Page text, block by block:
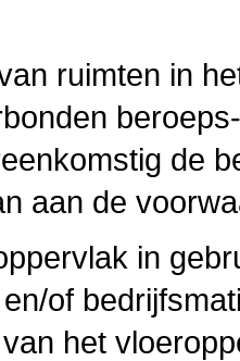
ruimten in
de
aan de
in
of
het